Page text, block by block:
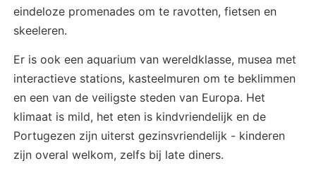
eindeloze promenades om te ravotten, fietsen en
skeeleren.
Er is ook een aquarium van wereldklasse, musea met
interactieve stations, kasteelmuren om te beklimmen
en een van de veiligste steden van Europa. Het
klimaat is mild, het eten is kindvriendelijk en de
Portugezen zijn uiterst gezinsvriendelijk - kinderen
zijn overal welkom, zelfs bij late diners.